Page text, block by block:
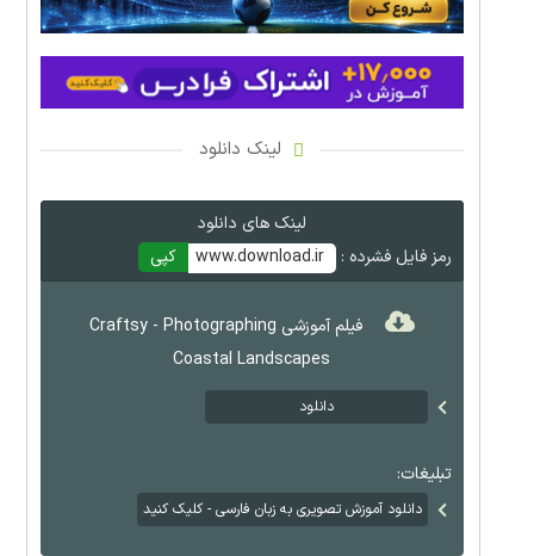
لینک دانلود
لینک های دانلود
رمز فایل فشرده :
www.download.ir کپی
فیلم آموزشی Craftsy - Photographing
Coastal Landscapes
دانلود
تبلیغات:
دانلود آموزش تصویری به زبان فارسی - کلیک کنید